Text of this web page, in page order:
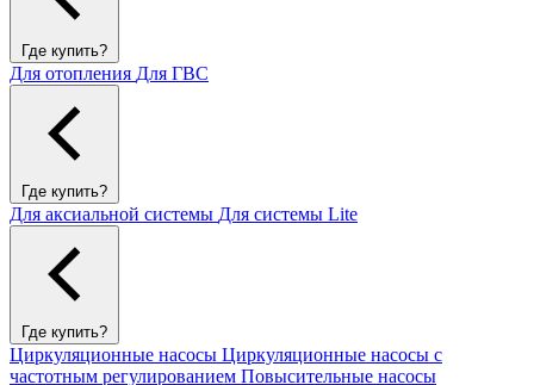
Где купить?
Для отопления Для ГВС
Где купить?
Для аксиальной системы Для системы Lite
Где купить?
Циркуляционные насосы Циркуляционные насосы с
частотным регулированием Повысительные насосы